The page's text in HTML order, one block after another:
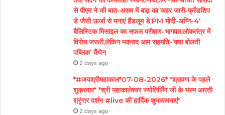
से पीएम ने की बात-असम में बाढ़ का कहर जारी-फ्रेंडशिप
डे जैसी ऊर्जा से मनाएं हैंडलूम डे:PM मोदी-अग्नि-4′
बैलिस्टिक मिसाइल का सफल परीक्षण-भागवत:लोकतंत्र में
विरोध जरूरी,लेकिन मकसद आम सहमति-‘क्या बोलती
पब्लिक’ कैंपेन
2 days ago
*#जयश्रीमहाकाल*07-08-2026* *श्रावण के पहले
शुक्रवार* *श्री महाकालेश्वर ज्योतिर्लिंग जी के भस्म आरती
श्रृंगार दर्शन #live कीं हार्दिक शुभकामनाएं*
2 days ago